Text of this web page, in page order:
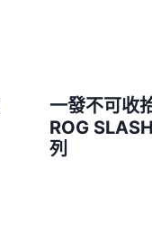
一發不可收
ROG
列